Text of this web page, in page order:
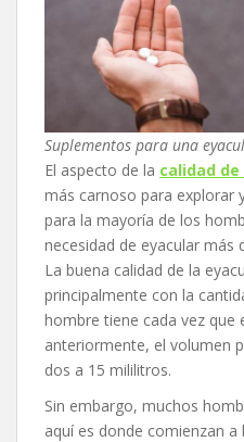
Suplementos para una
El aspecto de la calidad
más carnoso para explorar
para la mayoría de los
necesidad de eyacular más
La buena calidad de la
principalmente con la
hombre tiene cada vez que
anteriormente, el volumen
dos a 15 mililitros.
Sin embargo, muchos
aquí es donde comienzan a